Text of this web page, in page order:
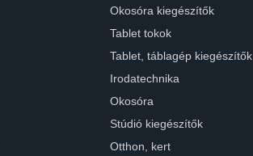
Okosóra kiegészítők
Tablet tokok
Tablet, táblagép kiegészítők
Irodatechnika
Okosóra
Stúdió kiegészítők
Otthon, kert